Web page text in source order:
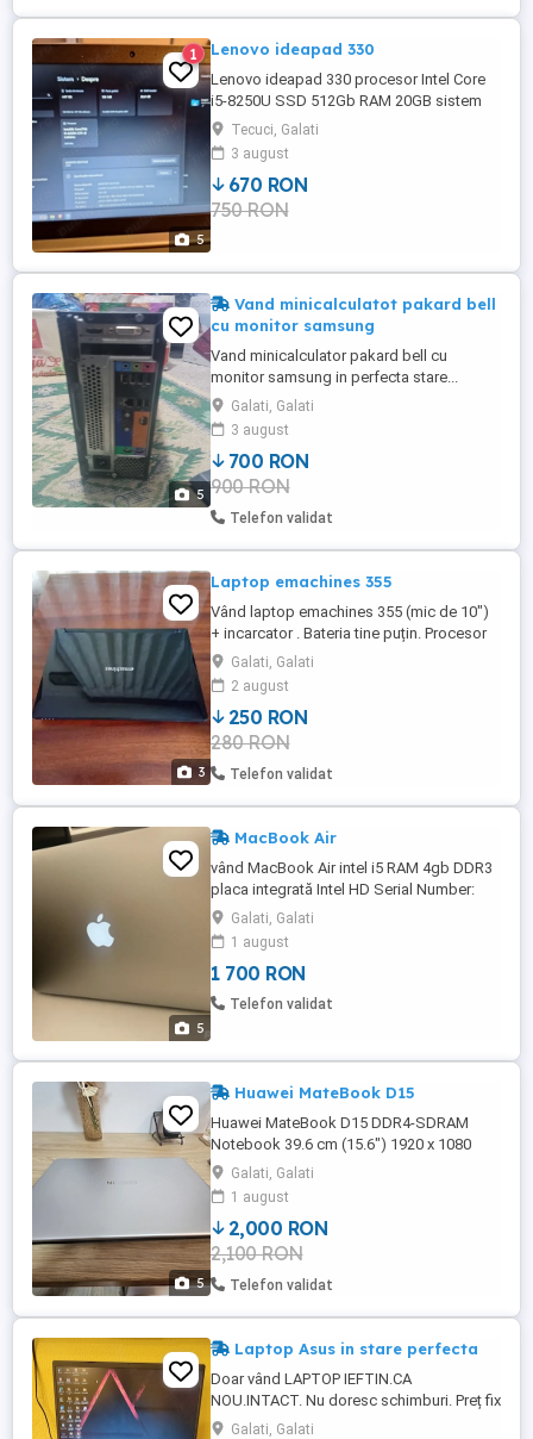
5
1 Lenovo ideapad 330
Lenovo ideapad 330 procesor Intel Core
i5-8250U SSD 512Gb RAM 20GB sistem
de operare windows 11 pro activat până
în 2038 Recent schimbat pasta termică.
Bateria ține 2 ore. Arată impecabil, foarte
puțin folosit. Boot scurt. Incărcător
original
Tecuci, Galati
3 august
670 RON
750 RON
5
Vand minicalculatot pakard bell
cu monitor samsung
Vand minicalculator pakard bell cu
monitor samsung in perfecta stare...
Galati, Galati
3 august
700 RON
900 RON
Telefon validat
3
Laptop emachines 355
Vând laptop emachines 355 (mic de 10")
+ incarcator . Bateria tine puțin. Procesor
1.66 ghz, RAM 2gb DDR3 , hard 350 gb.
Are locas pt card SD, mufa usb, rețea, vga
. Bun pentru diagnoză auto. alte detalii
gasiti pe net. Pret 250 fix
Galati, Galati
2 august
250 RON
280 RON
Telefon validat
5
MacBook Air
vând MacBook Air intel i5 RAM 4gb DDR3
placa integrată Intel HD Serial Number:
C17MRNK9G085
Galati, Galati
1 august
1 700 RON
Telefon validat
5
Huawei MateBook D15
Huawei MateBook D15 DDR4-SDRAM
Notebook 39.6 cm (15.6") 1920 x 1080
pixels 11th gen Intel Core i5 8 GB 512 GB
SSD Producator procesor - Intel Familie
procesor - Intel Core i5 din a unsprezecea
generatie Model Procesor - i5-1135G7
Nucleu - Tiger Lake Frecventa procesor -
2.40 GHz Frecventa turbo max ...
Galati, Galati
1 august
2,000 RON
2,100 RON
Telefon validat
Laptop Asus in stare perfecta
Doar vând LAPTOP IEFTIN.CA
NOU.INTACT. Nu doresc schimburi. Preț fix
Laptop ASUS Intel Celeron N4020 15,6 HD
Galati, Galati